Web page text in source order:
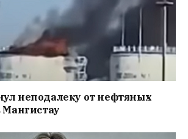
неподалеку от нефтяных
Мангистау